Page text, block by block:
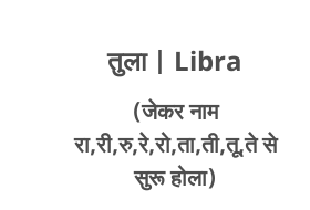
तुला | Libra
(जेकर नाम
रा,री,रु,रे,रो,ता,ती,तू,ते से
सुरू होला)